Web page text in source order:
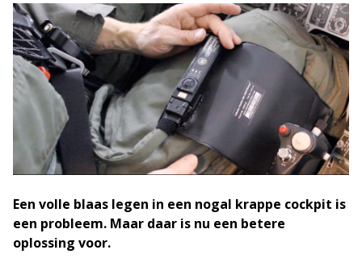
Een volle blaas legen in een nogal krappe cockpit is
een probleem. Maar daar is nu een betere
oplossing voor.